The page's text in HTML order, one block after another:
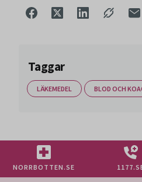
Taggar
LÄKEMEDEL BLOD OCH
NORRBOTTEN.SE